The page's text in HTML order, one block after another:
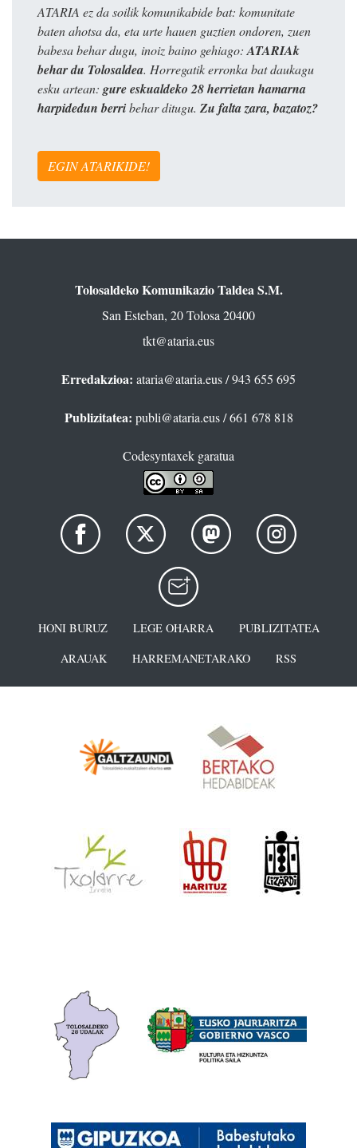
ATARIA ez da soilik komunikabide bat: komunitate
baten ahotsa da, eta urte hauen guztien ondoren, zuen
babesa behar dugu, inoiz baino gehiago: ATARIAk
behar du Tolosaldea. Horregatik erronka bat daukagu
esku artean: gure eskualdeko 28 herrietan hamarna
harpidedun berribehar ditugu. Zu falta zara, bazatoz?
EGIN ATARIKIDE!
Tolosaldeko Komunikazio Taldea S.M.
San Esteban, 20 Tolosa 20400
tkt@ataria.eus
Erredakzioa: ataria@ataria.eus/ 943 655 695
Publizitatea: publi@ataria.eus/ 661 678 818
Codesyntaxek garatua
HONI BURUZ LEGE OHARRA
PUBLIZITATEA
ARAUAK
HARREMANETARAKO RSS